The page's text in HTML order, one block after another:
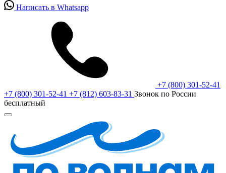
Написать в Whatsapp
+7 (800) 301-52-41
+7 (800) 301-52-41 +7 (812) 603-83-31 Звонок по России
бесплатный